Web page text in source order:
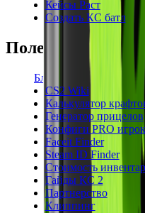
Кейсы Раст
Создать КС батл
Полезное
Блог
CS2 Wiki
Калькулятор
Генератор прицелов
Конфиги PRO
Faceit Finder
Steam ID Finder
Стоимость
Гайды КС 2
Партнерство
Клиппинг